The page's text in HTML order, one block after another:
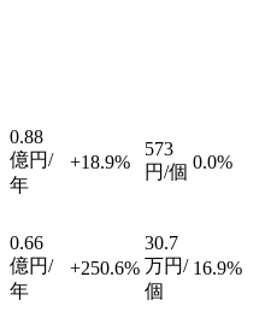
0.88
億円/
年
+18.9%
573
円/個 0.0%
0.66
億円/
年
+250.6%
30.7
万円/
個
16.9%